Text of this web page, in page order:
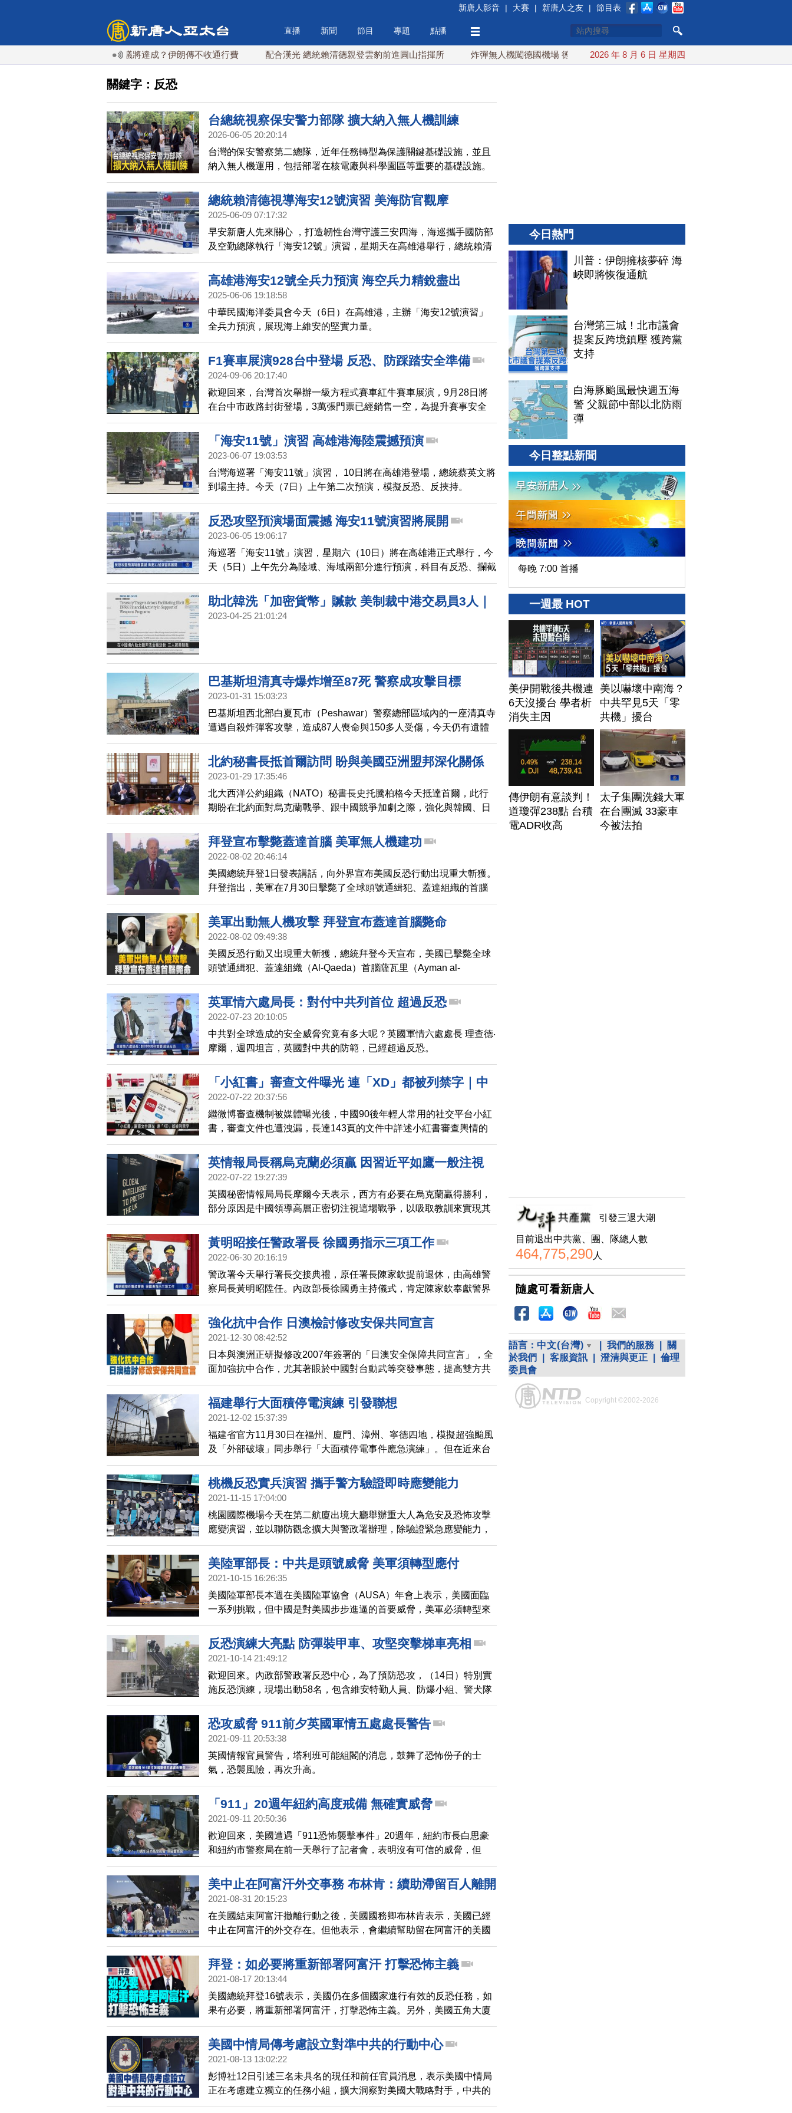
新唐人影音 | 大賽 | 新唐人之友 | 節目表
直播 新聞 節目 專題 點播
霍爾木茲海峽協議將達成？伊朗傳不收通行費 配合漢光 總統賴清德親登雲豹前進圓山指揮所 炸彈無人機闖德國機場 德內政部長：混合威脅升級 中期選舉在即 川普：警惕左翼共
2026 年 8 月 6 日 星期四
關鍵字：反恐
台總統視察保安警力部隊 擴大納入無人機訓練
2026-06-05 20:20:14
台灣的保安警察第二總隊，近年任務轉型為保護關鍵基礎設施，並且
納入無人機運用，包括部署在核電廠與科學園區等重要的基礎設施。
中華民國總統賴清德，在今天前往視察保二總隊無人機訓練中心，期
盼持續擴編無人機操作人員。
總統賴清德視導海安12號演習 美海防官觀摩
2025-06-09 07:17:32
早安新唐人先來關心 ，打造韌性台灣守護三安四海，海巡攜手國防部
及空勤總隊執行「海安12號」演習，星期天在高雄港舉行，總統賴清
德親臨視導，與台灣簽有「海巡合作備忘錄」的美國海岸防衛隊官
員，也與美國在台協會成員一同出席，全程觀摩。
高雄港海安12號全兵力預演 海空兵力精銳盡出
2025-06-06 19:18:58
中華民國海洋委員會今天（6日）在高雄港，主辦「海安12號演習」
全兵力預演，展現海上維安的堅實力量。
F1賽車展演928台中登場 反恐、防踩踏安全準備
2024-09-06 20:17:40
歡迎回來，台灣首次舉辦一級方程式賽車紅牛賽車展演，9月28日將
在台中市政路封街登場，3萬張門票已經銷售一空，為提升賽事安全
性，並帶給觀眾國際級賽車饗宴，台中市長盧秀燕6日前往勘查時，表
示當天嚴格執行無人機全面管制，擅闖無人機將開罰30萬元。
「海安11號」演習 高雄港海陸震撼預演
2023-06-07 19:03:53
台灣海巡署「海安11號」演習， 10日將在高雄港登場，總統蔡英文將
到場主持。今天（7日）上午第二次預演，模擬反恐、反挾持。
反恐攻堅預演場面震撼 海安11號演習將展開
2023-06-05 19:06:17
海巡署「海安11號」演習，星期六（10日）將在高雄港正式舉行，今
天（5日）上午先分為陸域、海域兩部分進行預演，科目有反恐、攔截
圍捕，特勤隊員不僅進行垂降，還有多項戰技演練，另外包括艦艇、
直升機也都參與，現場相當震撼。
助北韓洗「加密貨幣」贓款 美制裁中港交易員3人｜
寰宇掃描
2023-04-25 21:01:24
巴基斯坦清真寺爆炸增至87死 警察成攻擊目標
2023-01-31 15:03:23
巴基斯坦西北部白夏瓦市（Peshawar）警察總部區域內的一座清真寺
遭遇自殺炸彈客攻擊，造成87人喪命與150多人受傷，今天仍有遺體
自瓦礫堆中拉出。
北約秘書長抵首爾訪問 盼與美國亞洲盟邦深化關係
2023-01-29 17:35:46
北大西洋公約組織（NATO）秘書長史托騰柏格今天抵達首爾，此行
期盼在北約面對烏克蘭戰爭、跟中國競爭加劇之際，強化與韓國、日
本等美國盟邦的聯繫。
拜登宣布擊斃蓋達首腦 美軍無人機建功
2022-08-02 20:46:14
美國總統拜登1日發表講話，向外界宣布美國反恐行動出現重大斬獲。
拜登指出，美軍在7月30日擊斃了全球頭號通緝犯、蓋達組織的首腦
薩瓦里。正在亞洲出訪的裴洛西透過新聞稿，讚揚拜登的領導力，和
美國國安團隊卓越的反恐能力，保護了美國人的安全。
美軍出動無人機攻擊 拜登宣布蓋達首腦斃命
2022-08-02 09:49:38
美國反恐行動又出現重大斬獲，總統拜登今天宣布，美國已擊斃全球
頭號通緝犯、蓋達組織（Al-Qaeda）首腦薩瓦里（Ayman al-
Zawahiri）。
英軍情六處局長：對付中共列首位 超過反恐
2022-07-23 20:10:05
中共對全球造成的安全威脅究竟有多大呢？英國軍情六處處長 理查德‧
摩爾，週四坦言，英國對中共的防範，已經超過反恐。
「小紅書」審查文件曝光 連「XD」都被列禁字｜中
國一分鐘
2022-07-22 20:37:56
繼微博審查機制被媒體曝光後，中國90後年輕人常用的社交平台小紅
書，審查文件也遭洩漏，長達143頁的文件中詳述小紅書審查輿情的
方式與細節，甚至連表情符號「XD」、「XDD」都被禁。
英情報局長稱烏克蘭必須贏 因習近平如鷹一般注視
2022-07-22 19:27:39
英國秘密情報局局長摩爾今天表示，西方有必要在烏克蘭贏得勝利，
部分原因是中國領導高層正密切注視這場戰爭，以吸取教訓來實現其
占領台灣的目標。
黃明昭接任警政署長 徐國勇指示三項工作
2022-06-30 20:16:19
警政署今天舉行署長交接典禮，原任署長陳家欽提前退休，由高雄警
察局長黃明昭陞任。內政部長徐國勇主持儀式，肯定陳家欽奉獻警界
42年，任內偵破起重大案件，期勉新任署長在既有基礎上，維護治
安，尤其在反恐、基礎建設防護，以及反毒、還有確保年底選舉平
順，杜絕賄選、暴力。
強化抗中合作 日澳檢討修改安保共同宣言
2021-12-30 08:42:52
日本與澳洲正研擬修改2007年簽署的「日澳安全保障共同宣言」，全
面加強抗中合作，尤其著眼於中國對台動武等突發事態，提高雙方共
同應對能力，讓日澳安保合作提升至新層次。
福建舉行大面積停電演練 引發聯想
2021-12-02 15:37:39
福建省官方11月30日在福州、廈門、漳州、寧德四地，模擬超強颱風
及「外部破壞」同步舉行「大面積停電事件應急演練」。但在近來台
海局勢緊張下，這一演練引起部分中國民眾聯想。
桃機反恐實兵演習 攜手警方驗證即時應變能力
2021-11-15 17:04:00
桃園國際機場今天在第二航廈出境大廳舉辦重大人為危安及恐怖攻擊
應變演習，並以聯防觀念擴大與警政署辦理，除驗證緊急應變能力，
也強化與中央地方的協調與聯防機制。
美陸軍部長：中共是頭號威脅 美軍須轉型應付
2021-10-15 16:26:35
美國陸軍部長本週在美國陸軍協會（AUSA）年會上表示，美國面臨
一系列挑戰，但中國是對美國步步進逼的首要威脅，美軍必須轉型來
應付這項挑戰。
反恐演練大亮點 防彈裝甲車、攻堅突擊梯車亮相
2021-10-14 21:49:12
歡迎回來。內政部警政署反恐中心，為了預防恐攻，（14日）特別實
施反恐演練，現場出動58名，包含維安特勤人員、防爆小組、警犬隊
等單位，另外現場還有一大亮點，最新引進的防彈裝甲車以及攻堅突
擊梯車，也一同加入演出，這兩部車能讓特勤可以在最快時間內，壓
制犯嫌，演練相當逼真。
恐攻威脅 911前夕英國軍情五處處長警告
2021-09-11 20:53:38
英國情報官員警告，塔利班可能組閣的消息，鼓舞了恐怖份子的士
氣，恐襲風險，再次升高。
「911」20週年紐約高度戒備 無確實威脅
2021-09-11 20:50:36
歡迎回來，美國遭遇「911恐怖襲擊事件」20週年，紐約市長白思豪
和紐約市警察局在前一天舉行了記者會，表明沒有可信的威脅，但
是，仍然高度戒備。
美中止在阿富汗外交事務 布林肯：續助滯留百人離開
2021-08-31 20:15:23
在美國結束阿富汗撤離行動之後，美國國務卿布林肯表示，美國已經
中止在阿富汗的外交存在。但他表示，會繼續幫助留在阿富汗的美國
公民離開，撤離行動沒有期限。而由於在美軍全數撤離後，阿富汗空
域已經不再安全，美國民航機目前若沒獲得授權，就禁止在阿富汗領
空上飛行。
拜登：如必要將重新部署阿富汗 打擊恐怖主義
2021-08-17 20:13:44
美國總統拜登16號表示，美國仍在多個國家進行有效的反恐任務，如
果有必要，將重新部署阿富汗，打擊恐怖主義。另外，美國五角大廈
發言人表示，美國國防部長認為，鑑於塔利班最近的行動，有必要重
新評估阿富汗境內的恐怖主義網路。
美國中情局傳考慮設立對準中共的行動中心
2021-08-13 13:02:22
彭博社12日引述三名未具名的現任和前任官員消息，表示美國中情局
正在考慮建立獨立的任務小組，擴大洞察對美國大戰略對手，中共的
動態。
今日熱門
川普：伊朗擁核夢碎 海
峽即將恢復通航
台灣第三城！北市議會
提案反跨境鎮壓 獲跨黨
支持
白海豚颱風最快週五海
警 父親節中部以北防雨
彈
今日整點新聞
每晚 7:00 首播
一週最 HOT
美伊開戰後共機連
6天沒擾台 學者析
消失主因
美以嚇壞中南海？
中共罕見5天「零
共機」擾台
傳伊朗有意談判！
道瓊彈238點 台積
電ADR收高
太子集團洗錢大軍
在台團滅 33豪車
今被法拍
引發三退大潮
目前退出中共黨、團、隊總人數
464,775,290人
隨處可看新唐人
語言： 中文(台灣) 我們的服務
關
於我們
客服資訊 澄清與更正
倫理
委員會
Copyright ©2002-2026